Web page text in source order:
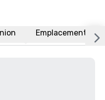
Emplacement